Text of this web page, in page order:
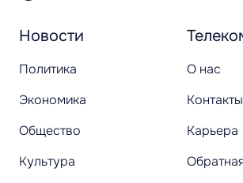
Новости
Политика
Экономика
Общество
Культура
О нас
Контакты
Карьера